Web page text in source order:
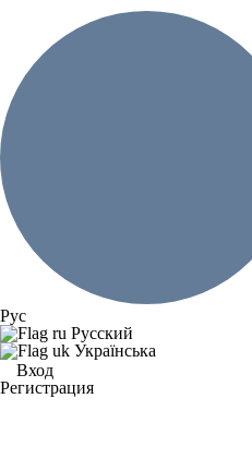
Рус
Русский
Українська
Вход
Регистрация